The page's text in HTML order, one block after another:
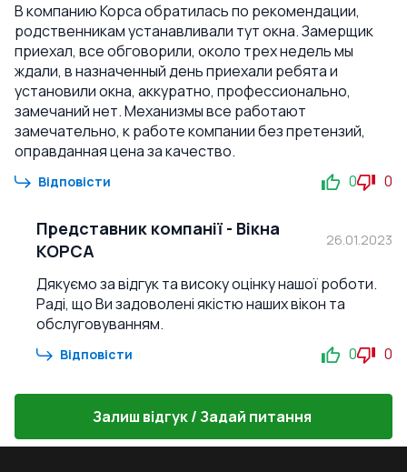
В компанию Корса обратилась по рекомендации,
родственникам устанавливали тут окна. Замерщик
приехал, все обговорили, около трех недель мы
ждали, в назначенный день приехали ребята и
установили окна, аккуратно, профессионально,
замечаний нет. Механизмы все работают
замечательно, к работе компании без претензий,
оправданная цена за качество.
Відповісти 0 0
Представник компанії - Вікна
КОРСА
26.01.2023
Дякуємо за відгук та високу оцінку нашої роботи.
Раді, що Ви задоволені якістю наших вікон та
обслуговуванням.
Відповісти 0 0
Залиш відгук / Задай питання